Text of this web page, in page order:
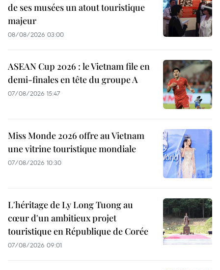
de ses musées un atout touristique
majeur
08/08/2026 03:00
ASEAN Cup 2026 : le Vietnam file en
demi-finales en tête du groupe A
07/08/2026 15:47
Miss Monde 2026 offre au Vietnam
une vitrine touristique mondiale
07/08/2026 10:30
L'héritage de Ly Long Tuong au
cœur d'un ambitieux projet
touristique en République de Corée
07/08/2026 09:01